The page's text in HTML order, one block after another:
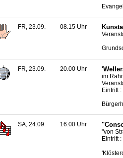
FR, 23.09. 08.15 Uhr
FR, 23.09. 20.00 Uhr
im
Eintritt
SA, 24.09. 16.00 Uhr
"von
Eintritt